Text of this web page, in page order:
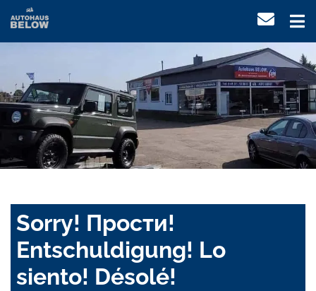
Sorry! Прости!
Entschuldigung! Lo
siento! Désolé!